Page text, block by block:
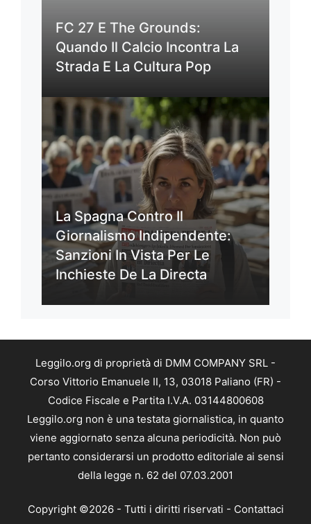
FC 27 E The Grounds:
Quando Il Calcio Incontra La
Strada E La Cultura Pop
La Spagna Contro Il
Giornalismo Indipendente:
Sanzioni In Vista Per Le
Inchieste De La Directa
Leggilo.org di proprietà di DMM COMPANY SRL -
Corso Vittorio Emanuele II, 13, 03018 Paliano (FR) -
Codice Fiscale e Partita I.V.A. 03144800608
Leggilo.org non è una testata giornalistica, in quanto
viene aggiornato senza alcuna periodicità. Non può
pertanto considerarsi un prodotto editoriale ai sensi
della legge n. 62 del 07.03.2001
Copyright ©2026 - Tutti i diritti riservati - Contattaci